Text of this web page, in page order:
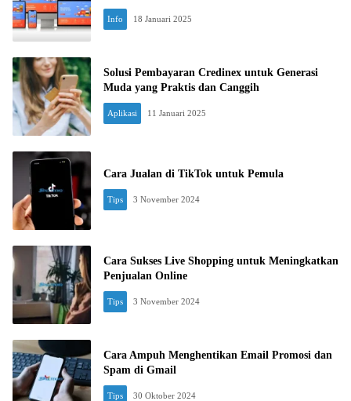
Info 18 Januari 2025
Solusi Pembayaran Credinex untuk Generasi
Muda yang Praktis dan Canggih
Aplikasi 11 Januari 2025
Cara Jualan di TikTok untuk Pemula
Tips 3 November 2024
Cara Sukses Live Shopping untuk Meningkatkan
Penjualan Online
Tips 3 November 2024
Cara Ampuh Menghentikan Email Promosi dan
Spam di Gmail
Tips 30 Oktober 2024